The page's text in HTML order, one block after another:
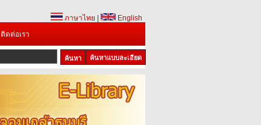
ภาษาไทย
English
ติดต่อเรา
ค้นหาแบบละเอียด